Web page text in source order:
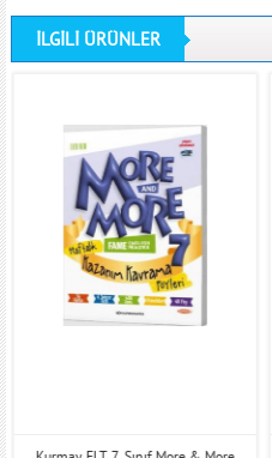
İLGİLİ ÜRÜNLER